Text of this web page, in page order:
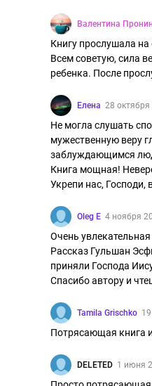
Валентина
Книгу прослушала
Всем советую, сила
ребенка. После
Елена 28 октября
Не могла слушать
мужественную веру
заблуждающимся
Книга мощная!
Укрепи нас,
Oleg E 4 ноября
Очень
Рассказ Гульшан
приняли Господа
Спасибо автору и
Tamila Grischko
Потрясающая книга
DELETED 1 июня